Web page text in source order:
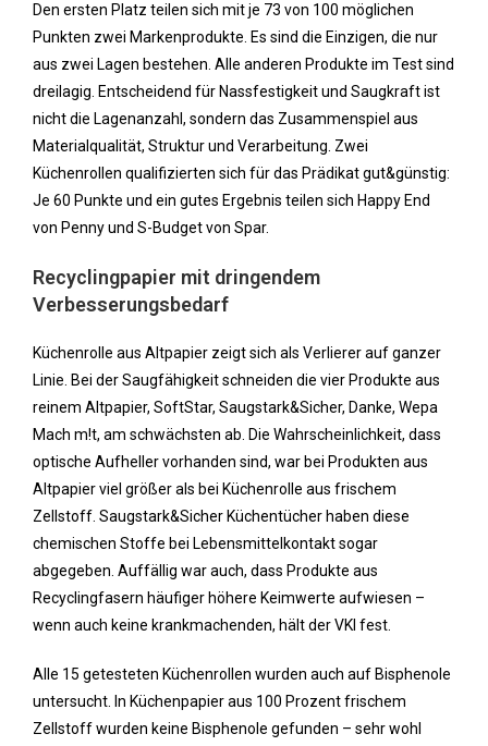
Den ersten Platz teilen sich mit je 73 von 100 möglichen
Punkten zwei Markenprodukte. Es sind die Einzigen, die nur
aus zwei Lagen bestehen. Alle anderen Produkte im Test sind
dreilagig. Entscheidend für Nassfestigkeit und Saugkraft ist
nicht die Lagenanzahl, sondern das Zusammenspiel aus
Materialqualität, Struktur und Verarbeitung. Zwei
Küchenrollen qualifizierten sich für das Prädikat gut&günstig:
Je 60 Punkte und ein gutes Ergebnis teilen sich Happy End
von Penny und S-Budget von Spar.
Recyclingpapier mit dringendem
Verbesserungsbedarf
Küchenrolle aus Altpapier zeigt sich als Verlierer auf ganzer
Linie. Bei der Saugfähigkeit schneiden die vier Produkte aus
reinem Altpapier, SoftStar, Saugstark&Sicher, Danke, Wepa
Mach m!t, am schwächsten ab. Die Wahrscheinlichkeit, dass
optische Aufheller vorhanden sind, war bei Produkten aus
Altpapier viel größer als bei Küchenrolle aus frischem
Zellstoff. Saugstark&Sicher Küchentücher haben diese
chemischen Stoffe bei Lebensmittelkontakt sogar
abgegeben. Auffällig war auch, dass Produkte aus
Recyclingfasern häufiger höhere Keimwerte aufwiesen –
wenn auch keine krankmachenden, hält der VKI fest.
Alle 15 getesteten Küchenrollen wurden auch auf Bisphenole
untersucht. In Küchenpapier aus 100 Prozent frischem
Zellstoff wurden keine Bisphenole gefunden – sehr wohl